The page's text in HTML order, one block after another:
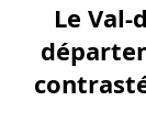
Le Val-